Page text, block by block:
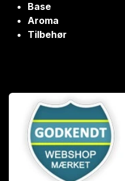
Base
Aroma
Tilbehør